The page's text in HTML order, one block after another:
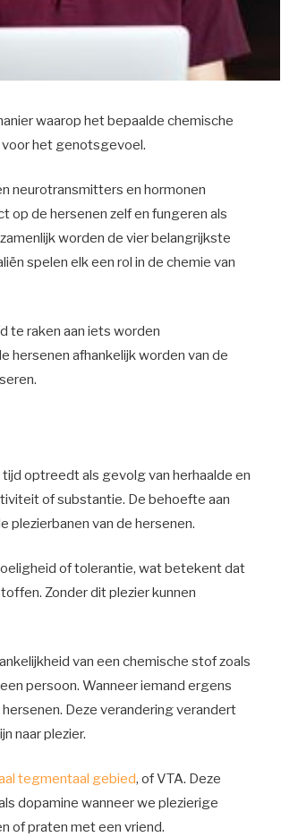
waarop het bepaalde chemische
het genotsgevoel.
neurotransmitters en hormonen
op de hersenen zelf en fungeren als
worden de vier belangrijkste
spelen elk een rol in de chemie van
te raken aan iets worden
hersenen afhankelijk worden van de
optreedt als gevolg van herhaalde en
of substantie. De behoefte aan
plezierbanen van de hersenen.
of tolerantie, wat betekent dat
Zonder dit plezier kunnen
van een chemische stof zoals
persoon. Wanneer iemand ergens
Deze verandering verandert
naar plezier.
tegmentaal gebied, of VTA. Deze
dopamine wanneer we plezierige
of praten met een vriend.